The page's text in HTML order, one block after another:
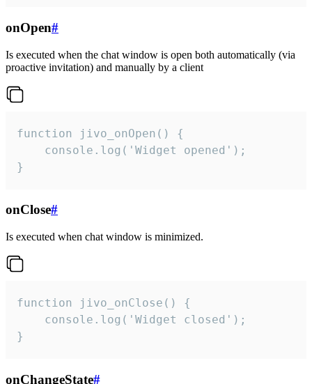
onOpen#
Is executed when the chat window is open both automatically (via
proactive invitation) and manually by a client
function jivo_onOpen() {
    console.log('Widget opened');
}
onClose#
Is executed when chat window is minimized.
function jivo_onClose() {
    console.log('Widget closed');
}
onChangeState#